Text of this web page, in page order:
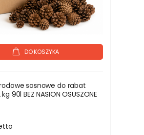
DO KOSZYKA
sosnowe do rabat
90l BEZ NASION OSUSZONE